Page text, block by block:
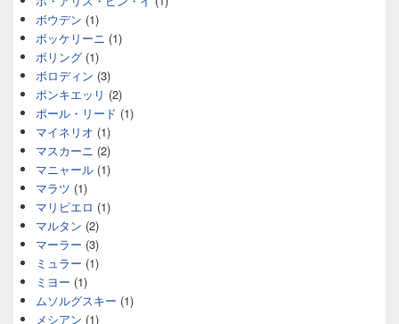
ボウデン (1)
ボッケリーニ (1)
ボリング (1)
ボロディン (3)
ポンキエッリ (2)
ポール・リード (1)
マイネリオ (1)
マスカーニ (2)
マニャール (1)
マラツ (1)
マリピエロ (1)
マルタン (2)
マーラー (3)
ミュラー (1)
ミヨー (1)
ムソルグスキー (1)
メシアン (1)